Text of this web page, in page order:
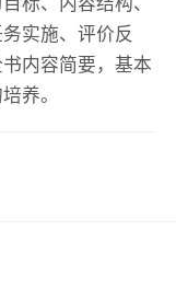
实施、评价反
内容简要，基本
养。